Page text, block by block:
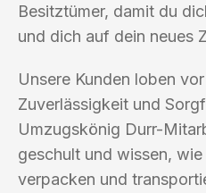
Besitztümer, damit du
und dich auf dein neues
Unsere Kunden loben
Zuverlässigkeit und
Umzugskönig Durr-
geschult und wissen,
verpacken und